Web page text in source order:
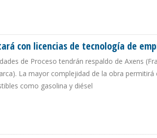
con licencias de tecnología de
de Proceso tendrán respaldo de Axens
La mayor complejidad de la obra
como gasolina y diésel